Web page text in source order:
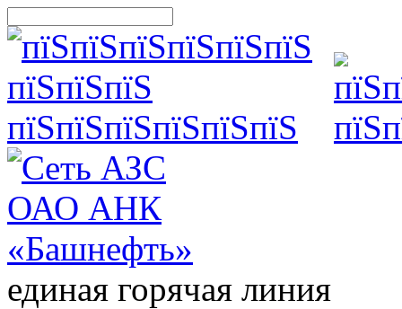
единая горячая линия